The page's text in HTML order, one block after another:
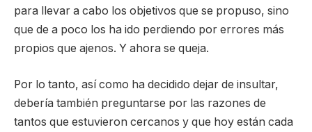
para llevar a cabo los objetivos que se propuso, sino
que de a poco los ha ido perdiendo por errores más
propios que ajenos. Y ahora se queja.
Por lo tanto, así como ha decidido dejar de insultar,
debería también preguntarse por las razones de
tantos que estuvieron cercanos y que hoy están cada